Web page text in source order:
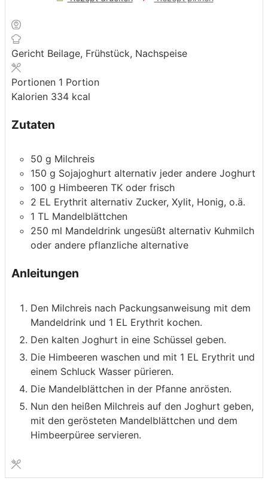
Gericht Beilage, Frühstück, Nachspeise
Portionen 1 Portion
Kalorien 334 kcal
Zutaten
50 g Milchreis
150 g Sojajoghurt alternativ jeder andere Joghurt
100 g Himbeeren TK oder frisch
2 EL Erythrit alternativ Zucker, Xylit, Honig, o.ä.
1 TL Mandelblättchen
250 ml Mandeldrink ungesüßt alternativ Kuhmilch
oder andere pflanzliche alternative
Anleitungen
Den Milchreis nach Packungsanweisung mit dem
Mandeldrink und 1 EL Erythrit kochen.
Den kalten Joghurt in eine Schüssel geben.
Die Himbeeren waschen und mit 1 EL Erythrit und
einem Schluck Wasser pürieren.
Die Mandelblättchen in der Pfanne anrösten.
Nun den heißen Milchreis auf den Joghurt geben,
mit den gerösteten Mandelblättchen und dem
Himbeerpüree servieren.